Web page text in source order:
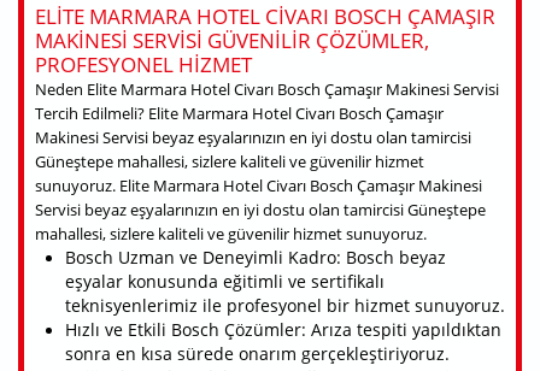
ELITE MARMARA HOTEL CIVARI BOSCH ÇAMAŞIR
MAKINESI SERVISI GÜVENILIR ÇÖZÜMLER,
PROFESYONEL HIZMET
Neden Elite Marmara Hotel Civarı Bosch Çamaşır Makinesi Servisi
Tercih Edilmeli? Elite Marmara Hotel Civarı Bosch Çamaşır
Makinesi Servisi beyaz eşyalarınızın en iyi dostu olan tamircisi
Güneştepe mahallesi, sizlere kaliteli ve güvenilir hizmet
sunuyoruz. Elite Marmara Hotel Civarı Bosch Çamaşır Makinesi
Servisi beyaz eşyalarınızın en iyi dostu olan tamircisi Güneştepe
mahallesi, sizlere kaliteli ve güvenilir hizmet sunuyoruz.
Bosch Uzman ve Deneyimli Kadro: Bosch beyaz
eşyalar konusunda eğitimli ve sertifikalı
teknisyenlerimiz ile profesyonel bir hizmet sunuyoruz.
Hızlı ve Etkili Bosch Çözümler: Arıza tespiti yapıldıktan
sonra en kısa sürede onarım gerçekleştiriyoruz.